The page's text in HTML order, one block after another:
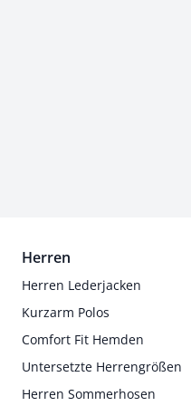
Herren
Herren Lederjacken
Kurzarm Polos
Comfort Fit Hemden
Untersetzte Herrengrößen
Herren Sommerhosen